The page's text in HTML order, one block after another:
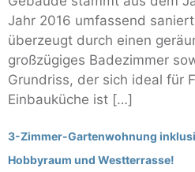
Jahr 2016 umfassend
überzeugt durch einen
großzügiges Badezimmer
Grundriss, der sich ideal für
Einbauküche ist […]
3-Zimmer-Gartenwohnung
Hobbyraum und Westterrasse!